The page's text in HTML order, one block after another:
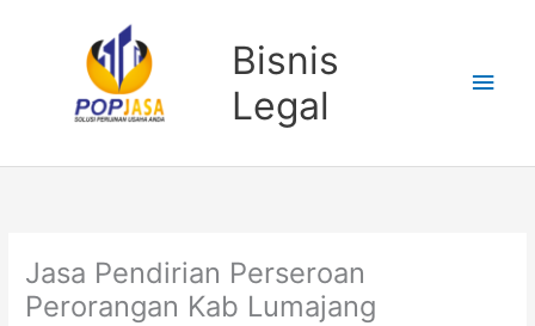
Bisnis
Legal
Jasa Pendirian Perseroan
Perorangan Kab Lumajang